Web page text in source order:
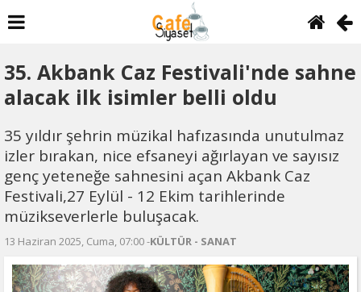
35. Akbank Caz Festivali'nde sahne
alacak ilk isimler belli oldu
35 yıldır şehrin müzikal hafızasında unutulmaz
izler bırakan, nice efsaneyi ağırlayan ve sayısız
genç yeteneğe sahnesini açan Akbank Caz
Festivali,27 Eylül - 12 Ekim tarihlerinde
müzikseverlerle buluşacak.
13 Haziran 2025, Cuma, 07:00 -KÜLTÜR - SANAT